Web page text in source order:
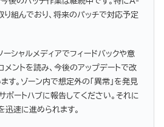
組んでおり、将来のパッチで対応予定
ーシャルメディアでフィードバックや意
メントを読み、今後のアップデートで改
す。ゾーン内で想定外の「異常」を発見
ポートハブに報告してください。それに
迅速に進められます。